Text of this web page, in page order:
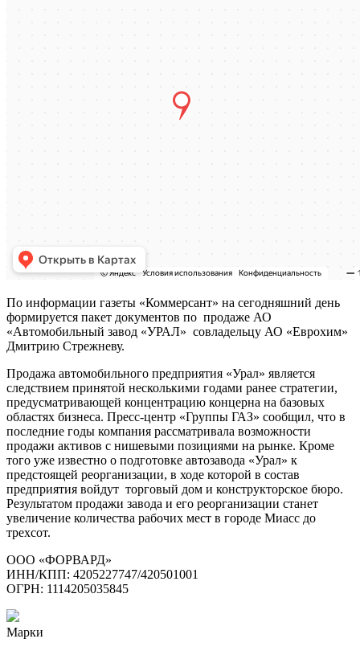
По информации газеты «Коммерсант» на сегодняшний день
формируется пакет документов по продаже АО
«Автомобильный завод «УРАЛ» совладельцу АО «Еврохим»
Дмитрию Стрежневу.
Продажа автомобильного предприятия «Урал» является
следствием принятой несколькими годами ранее стратегии,
предусматривающей концентрацию концерна на базовых
областях бизнеса. Пресс-центр «Группы ГАЗ» сообщил, что в
последние годы компания рассматривала возможности
продажи активов с нишевыми позициями на рынке. Кроме
того уже известно о подготовке автозавода «Урал» к
предстоящей реорганизации, в ходе которой в состав
предприятия войдут торговый дом и конструкторское бюро.
Результатом продажи завода и его реорганизации станет
увеличение количества рабочих мест в городе Миасс до
трехсот.
ООО «ФОРВАРД»
ИНН/КПП: 4205227747/420501001
ОГРН: 1114205035845
Марки